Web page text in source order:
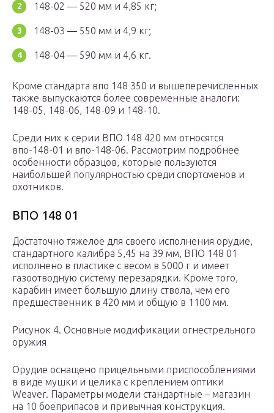
148-02 — 520 мм и 4,85 кг;
148-03 — 550 мм и 4,9 кг;
148-04 — 590 мм и 4,6 кг.
Кроме стандарта впо 148 350 и вышеперечисленных
также выпускаются более современные аналоги:
148-05, 148-06, 148-09 и 148-10.
Среди них к серии ВПО 148 420 мм относятся
впо-148-01 и впо-148-06. Рассмотрим подробнее
особенности образцов, которые пользуются
наибольшей популярностью среди спортсменов и
охотников.
ВПО 148 01
Достаточно тяжелое для своего исполнения орудие,
стандартного калибра 5,45 на 39 мм, ВПО 148 01
исполнено в пластике с весом в 5000 г и имеет
газоотводную систему перезарядки. Кроме того,
карабин имеет большую длину ствола, чем его
предшественник в 420 мм и общую в 1100 мм.
Рисунок 4. Основные модификации огнестрельного
оружия
Орудие оснащено прицельными приспособлениями
в виде мушки и целика с креплением оптики
Weaver. Параметры модели стандартные – магазин
на 10 боеприпасов и привычная конструкция.